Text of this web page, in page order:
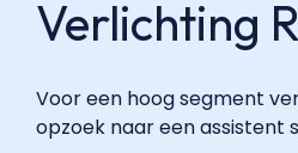
Verlichting
Voor een hoog segment
opzoek naar een assistent